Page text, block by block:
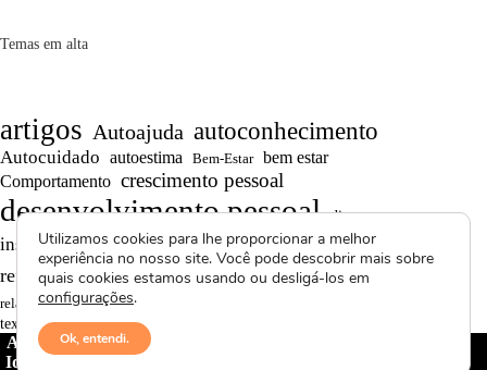
Temas em alta
artigos Autoajuda autoconhecimento
Autocuidado autoestima Bem-Estar bem estar
Comportamento crescimento pessoal
desenvolvimento pessoal dicas
inspiração Motivação produtividade Projetos autorais
reflexão Reflexões Reflexões de Vida
relacionamentos resiliência
textos curtos vídeos
Avctoris Copyright ©
Ideias
Utilizamos cookies para lhe proporcionar a melhor
experiência no nosso site. Você pode descobrir mais sobre
quais cookies estamos usando ou desligá-los em
configurações.
Ok, entendi.